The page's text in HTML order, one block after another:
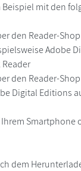
mit den
den Reader-
Adobe
Reader
den Reader-
Digital Editions
dem